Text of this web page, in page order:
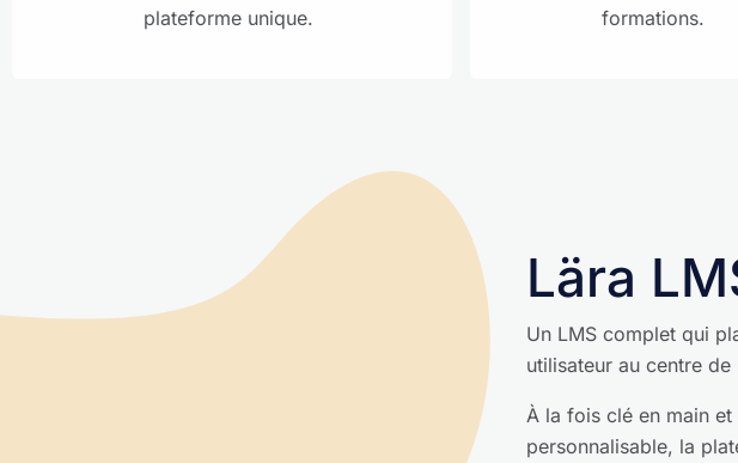
plateforme unique.
formations.
Lära
Un LMS complet qui
utilisateur au centre de
À la fois clé en main et
personnalisable, la